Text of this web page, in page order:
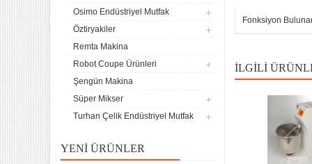
Osimo Endüstriyel Mutfak
Öztiryakiler
Remta Makina
Robot Coupe Ürünleri
Şengün Makina
Süper Mikser
Turhan Çelik Endüstriyel Mutfak
YENI ÜRÜNLER
Remta Elektrikli Döner Ocağı
2 Gözlü ev tipi iş tipi
13.200,00
Remta Elektrikli Döner Ocağı
9.400,00
Makinası Değişir Plaka Çap
17,5
Fonksiyon
İLGILI